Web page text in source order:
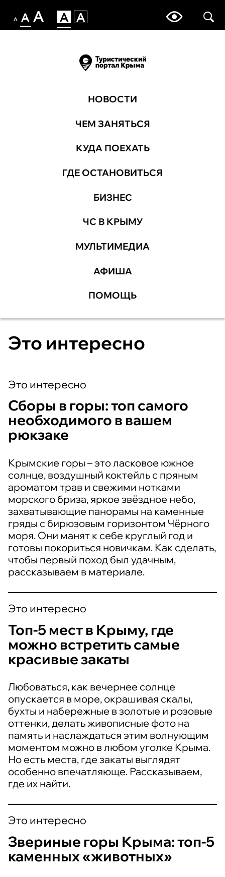
НОВОСТИ
ЧЕМ ЗАНЯТЬСЯ
КУДА ПОЕХАТЬ
ГДЕ ОСТАНОВИТЬСЯ
БИЗНЕС
ЧС В КРЫМУ
МУЛЬТИМЕДИА
АФИША
ПОМОЩЬ
Это интересно
Это интересно
Сборы в горы: топ самого
необходимого в вашем
рюкзаке
Крымские горы – это ласковое южное
солнце, воздушный коктейль с пряным
ароматом трав и свежими нотками
морского бриза, яркое звёздное небо,
захватывающие панорамы на каменные
гряды с бирюзовым горизонтом Чёрного
моря. Они манят к себе круглый год и
готовы покориться новичкам. Как сделать,
чтобы первый поход был удачным,
рассказываем в материале.
Это интересно
Топ-5 мест в Крыму, где
можно встретить самые
красивые закаты
Любоваться, как вечернее солнце
опускается в море, окрашивая скалы,
бухты и набережные в золотые и розовые
оттенки, делать живописные фото на
память и наслаждаться этим волнующим
моментом можно в любом уголке Крыма.
Но есть места, где закаты выглядят
особенно впечатляюще. Рассказываем,
где их найти.
Это интересно
Звериные горы Крыма: топ-5
каменных «животных»